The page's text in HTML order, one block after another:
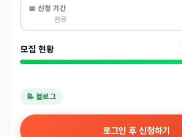
📅 신청 기간
완료
모집 현황
📝 블로그
로그인 후 신청하기